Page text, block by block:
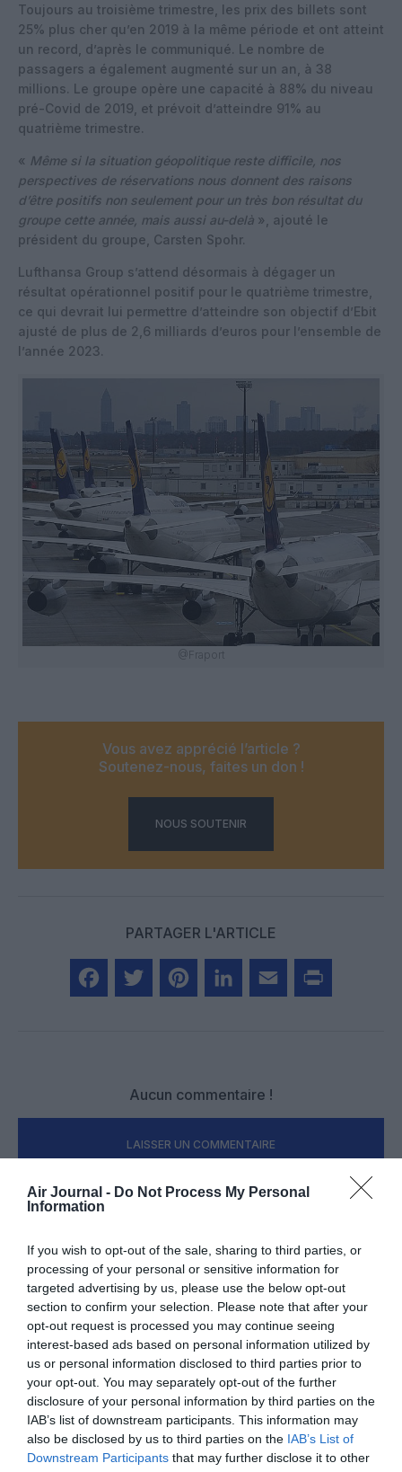
Air Journal - Do Not Process My Personal
Information
If you wish to opt-out of the sale, sharing to third parties, or
processing of your personal or sensitive information for
targeted advertising by us, please use the below opt-out
section to confirm your selection. Please note that after your
opt-out request is processed you may continue seeing
interest-based ads based on personal information utilized by
us or personal information disclosed to third parties prior to
your opt-out. You may separately opt-out of the further
disclosure of your personal information by third parties on the
IAB’s list of downstream participants. This information may
also be disclosed by us to third parties on the IAB’s List of
Downstream Participants that may further disclose it to other
Toujours au troisième trimestre, les prix des billets sont
25% plus cher qu’en 2019 à la même période et ont atteint
un record, d’après le communiqué. Le nombre de
passagers a également augmenté sur un an, à 38
millions. Le groupe opère une capacité à 88% du niveau
pré-Covid de 2019, et prévoit d’atteindre 91% au
quatrième trimestre.
« Même si la situation géopolitique reste difficile, nos
perspectives de réservations nous donnent des raisons
d’être positifs non seulement pour un très bon résultat du
groupe cette année, mais aussi au-delà », ajouté le
président du groupe, Carsten Spohr.
Lufthansa Group s’attend désormais à dégager un
résultat opérationnel positif pour le quatrième trimestre,
ce qui devrait lui permettre d’atteindre son objectif d’Ebit
ajusté de plus de 2,6 milliards d’euros pour l’ensemble de
l’année 2023.
@Fraport
Vous avez apprécié l’article ?
Soutenez-nous, faites un don !
NOUS SOUTENIR
PARTAGER L'ARTICLE
Aucun commentaire !
LAISSER UN COMMENTAIRE
Appel aux lecteurs !
Soutenez Air Journal participezà son
développement !
NOUS SOUTENIR